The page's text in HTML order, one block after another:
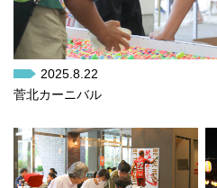
2025.8.22
菅北カーニバル